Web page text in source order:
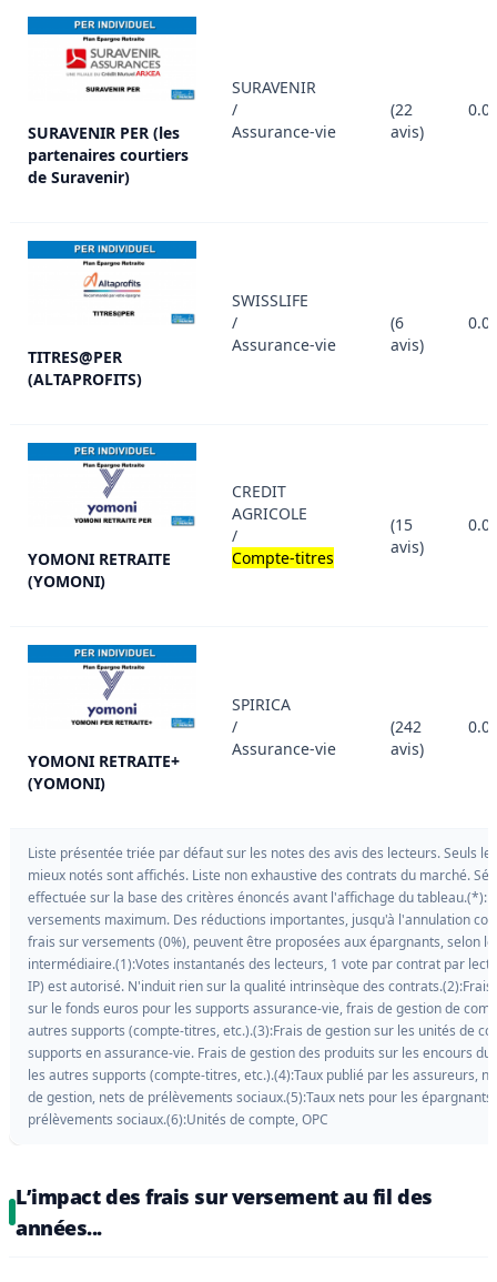
SURAVENIR PER (les
partenaires courtiers
de Suravenir)
SURAVENIR
/
Assurance-vie
(22
avis)
TITRES@PER
(ALTAPROFITS)
SWISSLIFE
/
Assurance-vie
(6
avis)
YOMONI RETRAITE
(YOMONI)
CREDIT
AGRICOLE
/
Compte-titres
(15
avis)
YOMONI RETRAITE+
(YOMONI)
SPIRICA
/
Assurance-vie
(242
avis)
Liste présentée triée par défaut sur les notes des avis des lecteurs. Seuls
mieux notés sont affichés. Liste non exhaustive des contrats du marché.
effectuée sur la base des critères énoncés avant l'affichage du
versements maximum. Des réductions importantes, jusqu'à l'annulation
frais sur versements (0%), peuvent être proposées aux épargnants, selon
intermédiaire.(1):Votes instantanés des lecteurs, 1 vote par contrat par
IP) est autorisé. N'induit rien sur la qualité intrinsèque des contrats.(2):Frais
sur le fonds euros pour les supports assurance-vie, frais de gestion de
autres supports (compte-titres, etc.).(3):Frais de gestion sur les unités de
supports en assurance-vie. Frais de gestion des produits sur les encours
les autres supports (compte-titres, etc.).(4):Taux publié par les assureurs,
de gestion, nets de prélèvements sociaux.(5):Taux nets pour les
prélèvements sociaux.(6):Unités de compte, OPC
L’impact des frais sur versement au fil des
années...